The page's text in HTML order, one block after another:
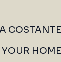
COSTANTE
YOUR HOME